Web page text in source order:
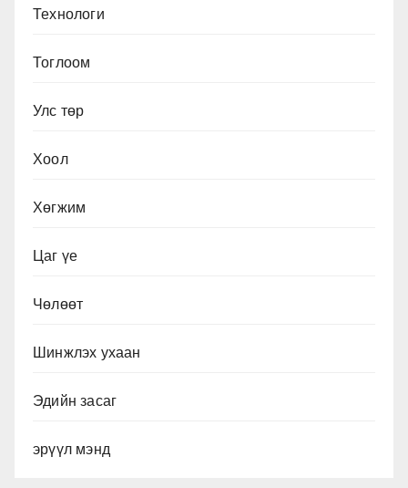
Технологи
Тоглоом
Улс төр
Хоол
Хөгжим
Цаг үе
Чөлөөт
Шинжлэх ухаан
Эдийн засаг
эрүүл мэнд